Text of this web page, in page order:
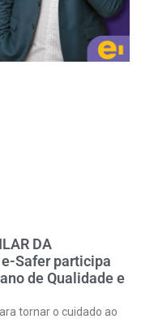
DA
e-Safer participa
de Qualidade e
tornar o cuidado ao